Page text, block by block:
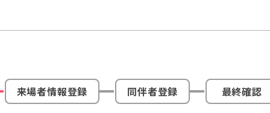
来場者情報登録 同伴者登録 最終確認